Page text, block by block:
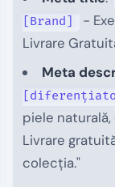
[Brand]
-
Livrare
Meta
piele
Livrare
colecția."